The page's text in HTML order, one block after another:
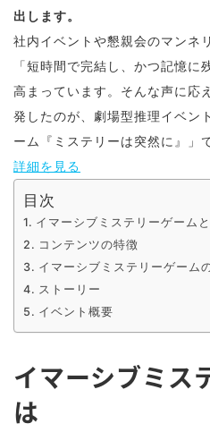
出します。
社内イベントや懇親会のマンネ
「短時間で完結し、かつ記憶
高まっています。そんな声に応
発したのが、劇場型推理イベン
ーム『ミステリーは突然に』」
詳細を見る
目次
イマーシブミステリーゲーム
コンテンツの特徴
イマーシブミステリーゲーム
ストーリー
イベント概要
イマーシブミス
は